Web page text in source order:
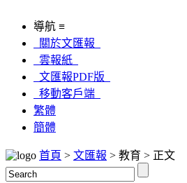
導航 ≡
關於文匯報
雲報紙
文匯報PDF版
移動客戶端
繁體
簡體
首頁 > 文匯報 > 教育 > 正文